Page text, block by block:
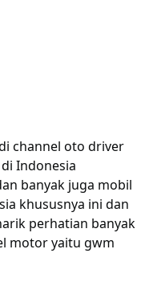
channel oto driver
Indonesia
banyak juga mobil
khususnya ini dan
perhatian banyak
motor yaitu gwm